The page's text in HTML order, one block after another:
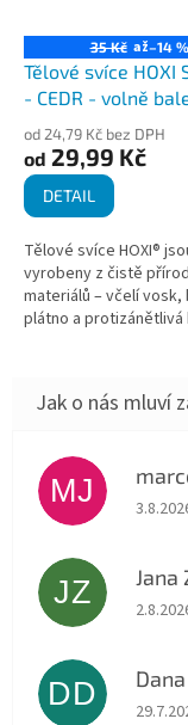
35 Kč až–14 %
Tělové svíce HOXI
- CEDR - volně
od 24,79 Kč bez DPH
od 29,99 Kč
DETAIL
Tělové svíce HOXI®
vyrobeny z čistě
materiálů – včelí vosk,
plátno a protizánětlivá
MJ
JZ Jana
DD